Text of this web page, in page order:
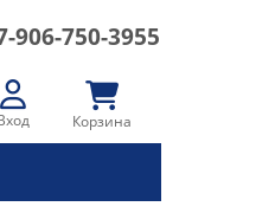
906-750-3955
Корзина